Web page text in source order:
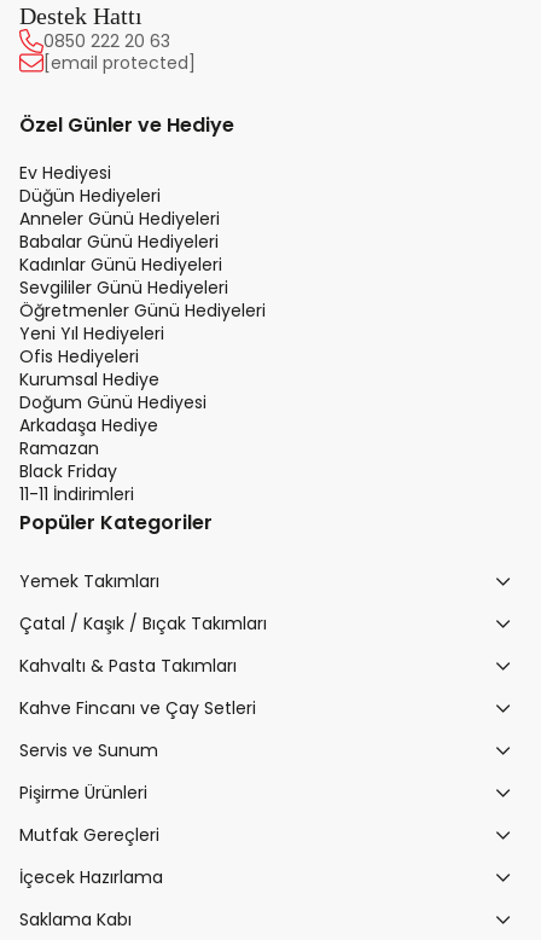
Destek Hattı
0850 222 20 63
[email protected]
Özel Günler ve Hediye
Ev Hediyesi
Düğün Hediyeleri
Anneler Günü Hediyeleri
Babalar Günü Hediyeleri
Kadınlar Günü Hediyeleri
Sevgililer Günü Hediyeleri
Öğretmenler Günü Hediyeleri
Yeni Yıl Hediyeleri
Ofis Hediyeleri
Kurumsal Hediye
Doğum Günü Hediyesi
Arkadaşa Hediye
Ramazan
Black Friday
11-11 İndirimleri
Popüler Kategoriler
Yemek Takımları
Çatal / Kaşık / Bıçak Takımları
Kahvaltı & Pasta Takımları
Kahve Fincanı ve Çay Setleri
Servis ve Sunum
Pişirme Ürünleri
Mutfak Gereçleri
İçecek Hazırlama
Saklama Kabı